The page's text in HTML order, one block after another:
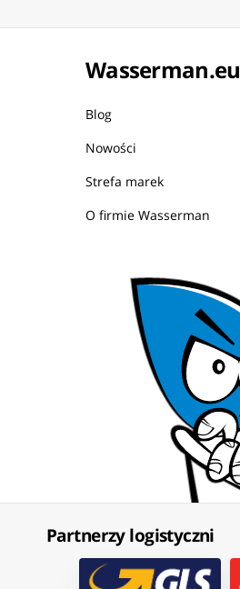
Wasserman.eu
Blog
Nowości
Strefa marek
O firmie Wasserman
Partnerzy logistyczni